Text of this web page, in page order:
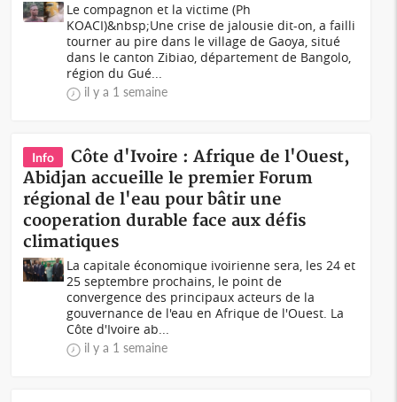
Le compagnon et la victime (Ph
KOACI)&nbsp;Une crise de jalousie dit-on, a failli
tourner au pire dans le village de Gaoya, situé
dans le canton Zibiao, département de Bangolo,
région du Gué...
il y a 1 semaine
Info
Côte d'Ivoire : Afrique de l'Ouest,
Abidjan accueille le premier Forum
régional de l'eau pour bâtir une
cooperation durable face aux défis
climatiques
La capitale économique ivoirienne sera, les 24 et
25 septembre prochains, le point de
convergence des principaux acteurs de la
gouvernance de l'eau en Afrique de l'Ouest. La
Côte d'Ivoire ab...
il y a 1 semaine